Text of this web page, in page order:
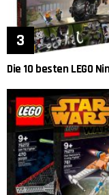
Die 10 besten LEGO